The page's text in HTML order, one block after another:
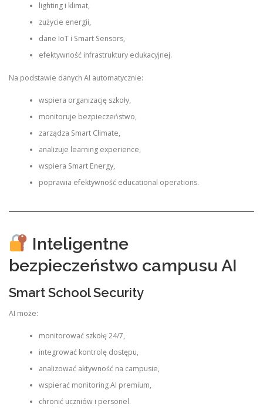
lighting i klimat,
zużycie energii,
dane IoT i Smart Sensors,
efektywność infrastruktury edukacyjnej.
Na podstawie danych AI automatycznie:
wspiera organizację szkoły,
monitoruje bezpieczeństwo,
zarządza Smart Climate,
analizuje learning experience,
wspiera Smart Energy,
poprawia efektywność educational operations.
Inteligentne
bezpieczeństwo campusu AI
Smart School Security
AI może:
monitorować szkołę 24/7,
integrować kontrolę dostępu,
analizować aktywność na campusie,
wspierać monitoring AI premium,
chronić uczniów i personel.